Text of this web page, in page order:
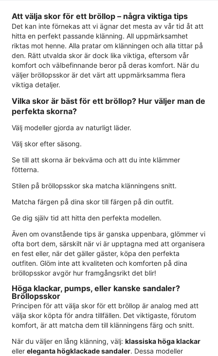
Att välja skor för ett bröllop – några viktiga tips
Det kan inte förnekas att vi ägnar det mesta av vår tid åt att
hitta en perfekt passande klänning. All uppmärksamhet
riktas mot henne. Alla pratar om klänningen och alla tittar på
den. Rätt utvalda skor är dock lika viktiga, eftersom vår
komfort och välbefinnande beror på deras komfort. När du
väljer bröllopsskor är det värt att uppmärksamma flera
viktiga detaljer.
Vilka skor är bäst för ett bröllop? Hur väljer man de
perfekta skorna?
Välj modeller gjorda av naturligt läder.
Välj skor efter säsong.
Se till att skorna är bekväma och att du inte klämmer
fötterna.
Stilen på bröllopsskor ska matcha klänningens snitt.
Matcha färgen på dina skor till färgen på din outfit.
Ge dig själv tid att hitta den perfekta modellen.
Även om ovanstående tips är ganska uppenbara, glömmer vi
ofta bort dem, särskilt när vi är upptagna med att organisera
en fest eller, när det gäller gäster, köpa den perfekta
outfiten. Glöm inte att kvaliteten och komforten på dina
bröllopsskor avgör hur framgångsrikt det blir!
Höga klackar, pumps, eller kanske sandaler?
Bröllopsskor
Principen för att välja skor för ett bröllop är analog med att
välja skor köpta för andra tillfällen. Det viktigaste, förutom
komfort, är att matcha dem till klänningens färg och snitt.
När du väljer en lång klänning, välj: klassiska höga klackar
eller eleganta högklackade sandaler. Dessa modeller